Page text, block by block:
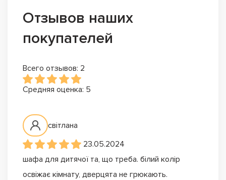
Отзывов наших
покупателей
Всего отзывов: 2
Средняя оценка: 5
світлана
23.05.2024
шафа для дитячої та, що треба. білий колір
освіжає кімнату, дверцята не грюкають.